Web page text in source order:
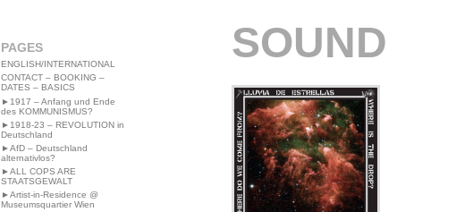
PAGES
ENGLISH/INTERNATIONAL
CONTACT – BOOKING –
DATES – BASICS
►1917 – Anfang und Ende
des KOMMUNISMUS?
►1918-23 – REVOLUTION in
Deutschland
►AfD – Deutschland
alternativlos?
►ALL COPS ARE
STAATSGEWALT
►Artist-in-Residence @
Museumsquartier Wien
SOUND